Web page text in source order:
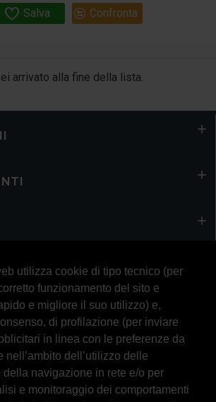
utilizza cookie di tipo tecnico (per
funzionamento del sito e
e migliore il suo utilizzo) e,
di profilazione (per inviare
in linea con le preferenze da
nell’ambito dell’utilizzo delle
navigazione in rete e/o per
e monitoraggio dei comportamenti
Salva Confronta
arrivato alla fine della lista.
0697245678